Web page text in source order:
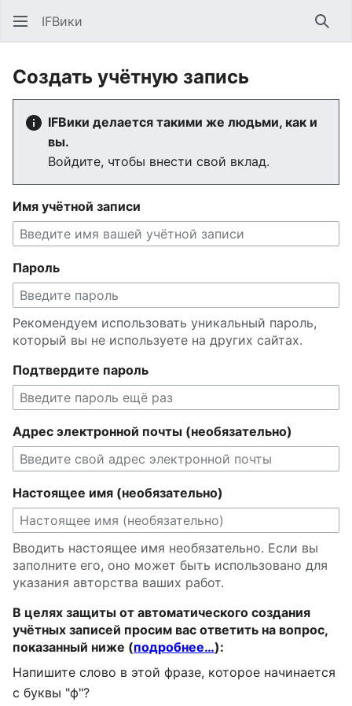
IFВики
Создать учётную запись
IFВики делается такими же людьми, как и
вы.
Войдите, чтобы внести свой вклад.
Имя учётной записи
Пароль
Рекомендуем использовать уникальный пароль,
который вы не используете на других сайтах.
Подтвердите пароль
Адрес электронной почты (необязательно)
Настоящее имя (необязательно)
Вводить настоящее имя необязательно. Если вы
заполните его, оно может быть использовано для
указания авторства ваших работ.
В целях защиты от автоматического создания
учётных записей просим вас ответить на вопрос,
показанный ниже (подробнее…):
Напишите слово в этой фразе, которое начинается
с буквы "ф"?